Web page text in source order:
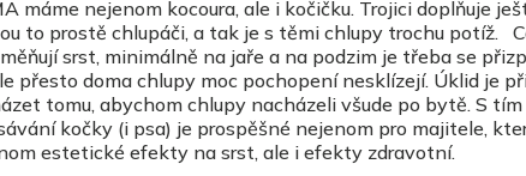
máme nejenom kocoura, ale i kočičku. Trojici doplňuje
to prostě chlupáči, a tak je s těmi chlupy trochu potíž.
srst, minimálně na jaře a na podzim je třeba se
přesto doma chlupy moc pochopení nesklízejí. Úklid je
tomu, abychom chlupy nacházeli všude po bytě. S
kočky (i psa) je prospěšné nejenom pro majitele,
estetické efekty na srst, ale i efekty zdravotní.